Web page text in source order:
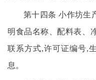
第十四条 小作坊生
明食品名称、配料表、
联系方式,许可证编号,
息。